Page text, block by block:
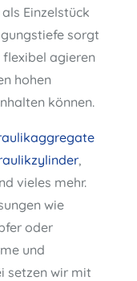
Einzelstück
sorgt
agieren
hohen
können.
,
vieles mehr.
wie
oder
und
setzen wir mit